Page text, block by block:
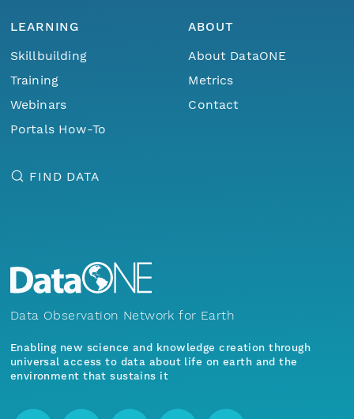
LEARNING
Skillbuilding
Training
Webinars
Portals How-To
ABOUT
About DataONE
Metrics
Contact
FIND DATA
Data Observation Network for Earth
Enabling new science and knowledge creation through
universal access to data about life on earth and the
environment that sustains it